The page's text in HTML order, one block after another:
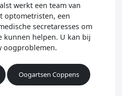
werkt een team van
optometristen, een
secretaresses om
kunnen helpen. U kan bij
oogproblemen.
Oogartsen Coppens